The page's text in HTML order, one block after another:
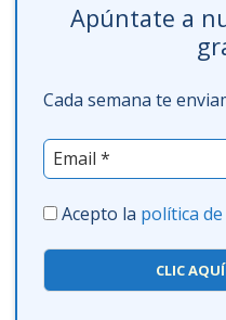
Apúntate a
Cada semana te
Acepto la política
CLIC